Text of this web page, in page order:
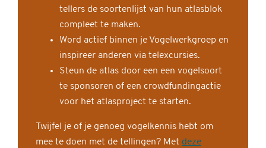
tellers de soortenlijst van hun atlasblok
compleet te maken.
Word actief binnen je Vogelwerkgroep en
inspireer anderen via telexcursies.
Steun de atlas door een een vogelsoort
te sponsoren of een crowdfundingactie
voor het atlasproject te starten.
Twijfel je of je genoeg vogelkennis hebt om
mee te doen met de tellingen? Met deze